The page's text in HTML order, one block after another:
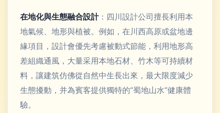
在地化與生態融合設計：四川設計公司擅長利用本
地氣候、地形與植被。例如，在川西高原或盆地邊
緣項目，設計會優先考慮被動式節能，利用地形高
差組織通風，大量采用本地石材、竹木等可持續材
料，讓建筑仿佛從自然中生長出來，最大限度減少
生態擾動，并為賓客提供獨特的“蜀地山水”健康體
驗。